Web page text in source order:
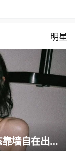
明星
张子枫黑色抹胸裙亮相 纤细体态靠墙自在出镜